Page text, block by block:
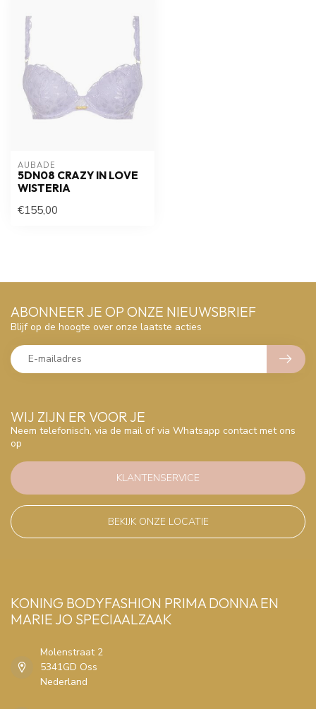
AUBADE
5DN08 CRAZY IN LOVE
WISTERIA
€155,00
WIJ ZIJN ER VOOR JE
Neem telefonisch, via de mail of via Whatsapp contact met ons
op
KLANTENSERVICE
BEKIJK ONZE LOCATIE
ABONNEER JE OP ONZE NIEUWSBRIEF
Blijf op de hoogte over onze laatste acties
KONING BODYFASHION PRIMA DONNA EN
MARIE JO SPECIAALZAAK
Molenstraat 2
5341GD Oss
Nederland